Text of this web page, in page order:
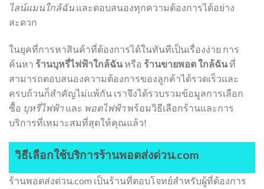
ไลน์แมนใกล้ฉัน และตอบสนองทุกความต้องการได้อย่าง
สะดวก
ในยุคที่การหาสินค้าที่ต้องการได้ในทันทีเป็นเรื่องง่าย การ
ค้นหา ร้านบุหรี่ไฟฟ้าใกล้ฉัน หรือ ร้านขายพอต ใกล้ฉันที่
สามารถตอบสนองความต้องการของลูกค้าได้รวดเร็วและ
ครบถ้วนก็สำคัญไม่แพ้กัน เราจึงได้รวบรวมข้อมูลการเลือก
ซื้อ บุหรี่ไฟฟ้า และ พอตไฟฟ้าพร้อมวิธีเลือกร้านและการ
บริการที่เหมาะสมที่สุดให้คุณแล้ว!
วิธีเลือกใช้บริการร้านพอตส่งด่วน.com
ร้านพอตส่งด่วน.com เป็นร้านที่ตอบโจทย์สำหรับผู้ที่ต้องการ